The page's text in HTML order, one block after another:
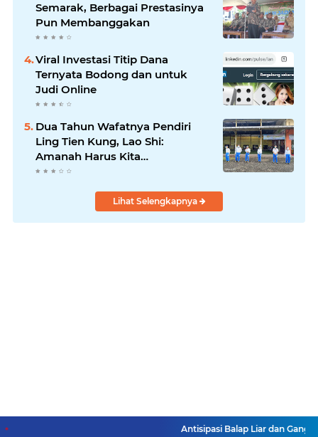
Semarak, Berbagai Prestasinya
Pun Membanggakan
Viral Investasi Titip Dana
Ternyata Bodong dan untuk
Judi Online
Dua Tahun Wafatnya Pendiri
Ling Tien Kung, Lao Shi:
Amanah Harus Kita
Laksanakan!
Lihat Selengkapnya
Antisipasi Balap Liar dan